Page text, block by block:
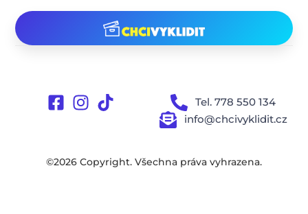
Tel. 778 550 134
info@chcivyklidit.cz
©2026 Copyright. Všechna práva vyhrazena.